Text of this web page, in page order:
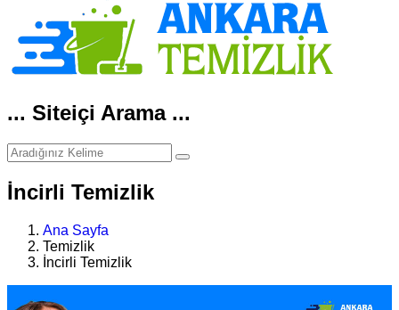
... Siteiçi Arama ...
İncirli Temizlik
Ana Sayfa
Temizlik
İncirli Temizlik